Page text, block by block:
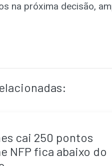
na próxima decisão,
cai 250 pontos
NFP fica abaixo do